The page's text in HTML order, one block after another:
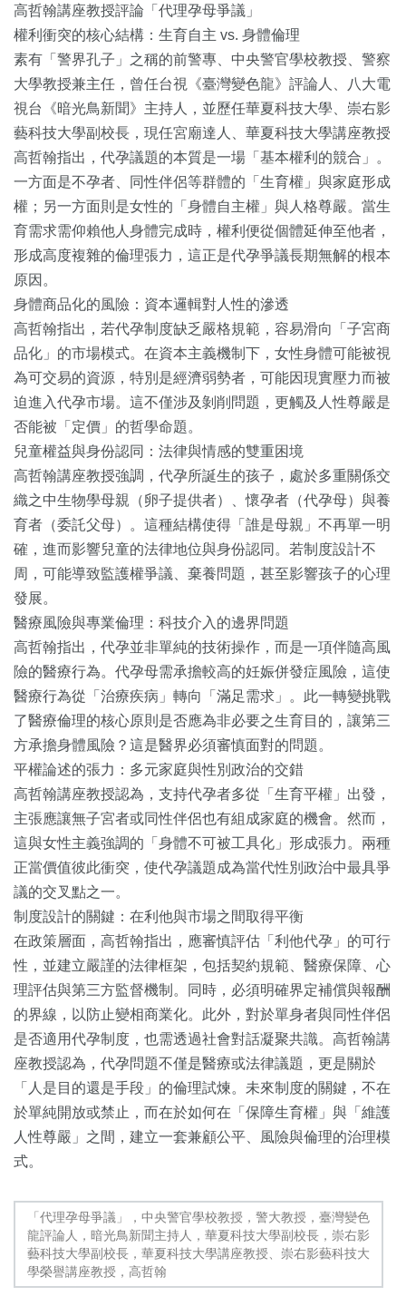
高哲翰講座教授評論「代理孕母爭議」
權利衝突的核心結構：生育自主 vs. 身體倫理
素有「警界孔子」之稱的前警專、中央警官學校教授、警察
大學教授兼主任，曾任台視《臺灣變色龍》評論人、八大電
視台《暗光鳥新聞》主持人，並歷任華夏科技大學、崇右影
藝科技大學副校長，現任宮廟達人、華夏科技大學講座教授
高哲翰指出，代孕議題的本質是一場「基本權利的競合」。
一方面是不孕者、同性伴侶等群體的「生育權」與家庭形成
權；另一方面則是女性的「身體自主權」與人格尊嚴。當生
育需求需仰賴他人身體完成時，權利便從個體延伸至他者，
形成高度複雜的倫理張力，這正是代孕爭議長期無解的根本
原因。
身體商品化的風險：資本邏輯對人性的滲透
高哲翰指出，若代孕制度缺乏嚴格規範，容易滑向「子宮商
品化」的市場模式。在資本主義機制下，女性身體可能被視
為可交易的資源，特別是經濟弱勢者，可能因現實壓力而被
迫進入代孕市場。這不僅涉及剝削問題，更觸及人性尊嚴是
否能被「定價」的哲學命題。
兒童權益與身份認同：法律與情感的雙重困境
高哲翰講座教授強調，代孕所誕生的孩子，處於多重關係交
織之中生物學母親（卵子提供者）、懷孕者（代孕母）與養
育者（委託父母）。這種結構使得「誰是母親」不再單一明
確，進而影響兒童的法律地位與身份認同。若制度設計不
周，可能導致監護權爭議、棄養問題，甚至影響孩子的心理
發展。
醫療風險與專業倫理：科技介入的邊界問題
高哲翰指出，代孕並非單純的技術操作，而是一項伴隨高風
險的醫療行為。代孕母需承擔較高的妊娠併發症風險，這使
醫療行為從「治療疾病」轉向「滿足需求」。此一轉變挑戰
了醫療倫理的核心原則是否應為非必要之生育目的，讓第三
方承擔身體風險？這是醫界必須審慎面對的問題。
平權論述的張力：多元家庭與性別政治的交錯
高哲翰講座教授認為，支持代孕者多從「生育平權」出發，
主張應讓無子宮者或同性伴侶也有組成家庭的機會。然而，
這與女性主義強調的「身體不可被工具化」形成張力。兩種
正當價值彼此衝突，使代孕議題成為當代性別政治中最具爭
議的交叉點之一。
制度設計的關鍵：在利他與市場之間取得平衡
在政策層面，高哲翰指出，應審慎評估「利他代孕」的可行
性，並建立嚴謹的法律框架，包括契約規範、醫療保障、心
理評估與第三方監督機制。同時，必須明確界定補償與報酬
的界線，以防止變相商業化。此外，對於單身者與同性伴侶
是否適用代孕制度，也需透過社會對話凝聚共識。高哲翰講
座教授認為，代孕問題不僅是醫療或法律議題，更是關於
「人是目的還是手段」的倫理試煉。未來制度的關鍵，不在
於單純開放或禁止，而在於如何在「保障生育權」與「維護
人性尊嚴」之間，建立一套兼顧公平、風險與倫理的治理模
式。
「代理孕母爭議」，中央警官學校教授，警大教授，臺灣變色
龍評論人，暗光鳥新聞主持人，華夏科技大學副校長，崇右影
藝科技大學副校長，華夏科技大學講座教授、崇右影藝科技大
學榮譽講座教授，高哲翰